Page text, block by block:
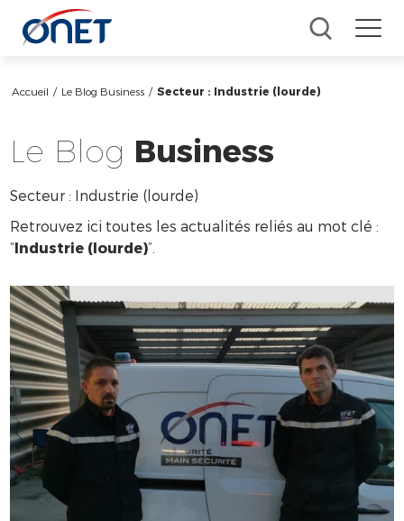
Accueil / Le Blog Business / Secteur : Industrie (lourde)
Le Blog Business
Secteur : Industrie (lourde)
Retrouvez ici toutes les actualités reliés au mot clé :
“Industrie (lourde)”.